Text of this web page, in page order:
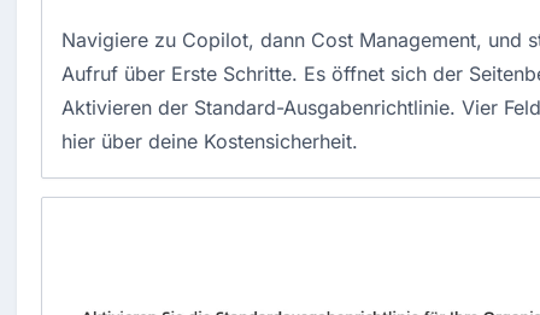
Navigiere zu Copilot, dann Cost Management, und
Aufruf über Erste Schritte. Es öffnet sich der
Aktivieren der Standard-Ausgabenrichtlinie. Vier
hier über deine Kostensicherheit.